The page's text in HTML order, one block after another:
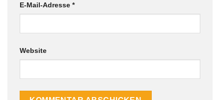
E-Mail-Adresse *
Website